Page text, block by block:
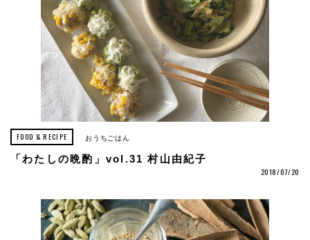
FOOD & RECIPE おうちごはん
「わたしの晩酌」vol.31 村山由紀子
2018/07/20